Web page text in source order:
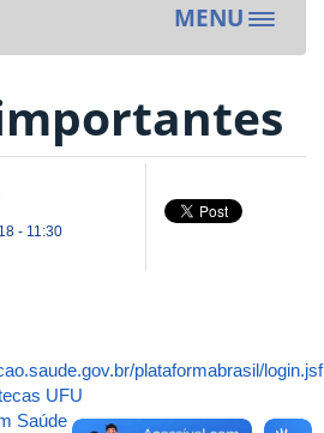
MENU
Toggle
- 11:30
plataformabrasil/login.jsf
UFU
Saúde